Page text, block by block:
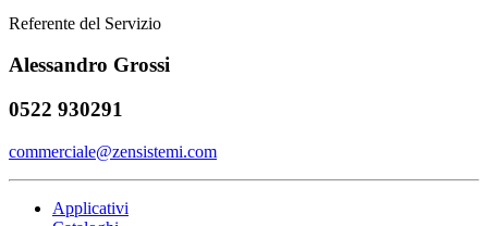
Referente del Servizio
Alessandro Grossi
0522 930291
commerciale@zensistemi.com
Applicativi